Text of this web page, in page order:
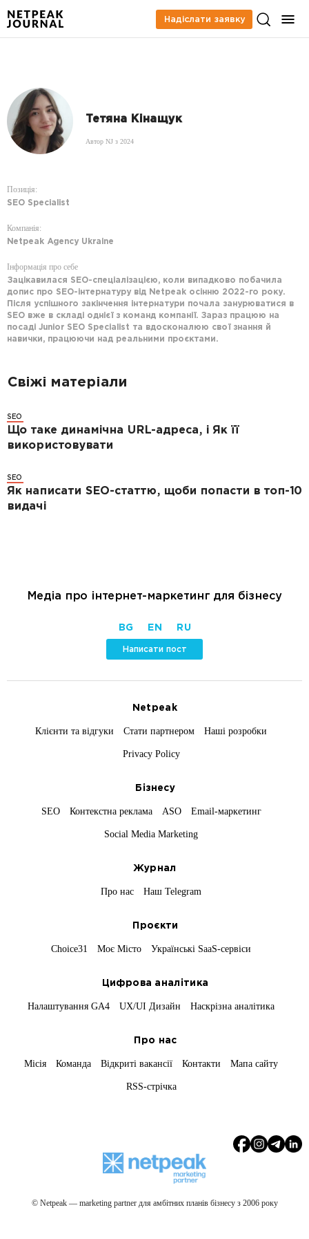
Надіслати заявку
Тетяна Кінащук
Автор NJ з 2024
Позиція:
SEO Specialist
Компанія:
Netpeak Agency Ukraine
Інформація про себе
Зацікавилася SEO-спеціалізацією, коли випадково побачила
допис про SEO-інтернатуру від Netpeak осінню 2022-го року.
Після успішного закінчення інтернатури почала занурюватися в
SEO вже в складі однієї з команд компанії. Зараз працюю на
посаді Junior SEO Specialist та вдосконалюю свої знання й
навички, працюючи над реальними проєктами.
Свіжі матеріали
SEO
Що таке динамічна URL-адреса, і Як її
використовувати
SEO
Як написати SEO-статтю, щоби попасти в топ-10
видачі
Медіа про інтернет-маркетинг для бізнесу
BG EN RU
Написати пост
Netpeak
Клієнти та відгуки Стати партнером Наші розробки
Privacy Policy
Бізнесу
SEO Контекстна реклама ASO Email-маркетинг
Social Media Marketing
Журнал
Про нас Наш Telegram
Проєкти
Choice31 Моє Місто Українські SaaS-сервіси
Цифрова аналітика
Налаштування GA4 UX/UI Дизайн Наскрізна аналітика
Про нас
Місія Команда Відкриті вакансії Контакти Мапа сайту
RSS-стрічка
© Netpeak — marketing partner для амбітних планів бізнесу з 2006 року